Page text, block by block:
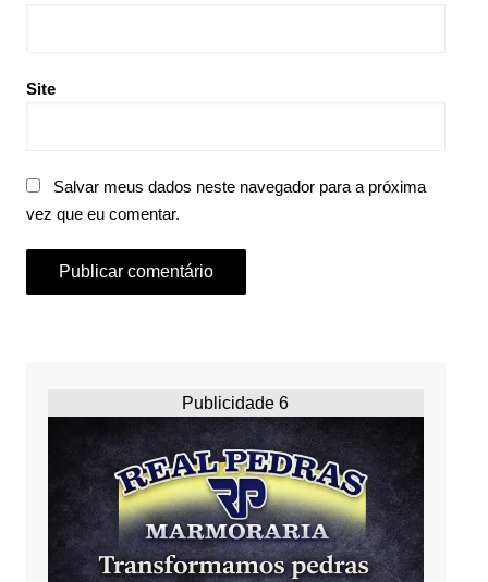
Site
Salvar meus dados neste navegador para a próxima
vez que eu comentar.
Publicidade 6